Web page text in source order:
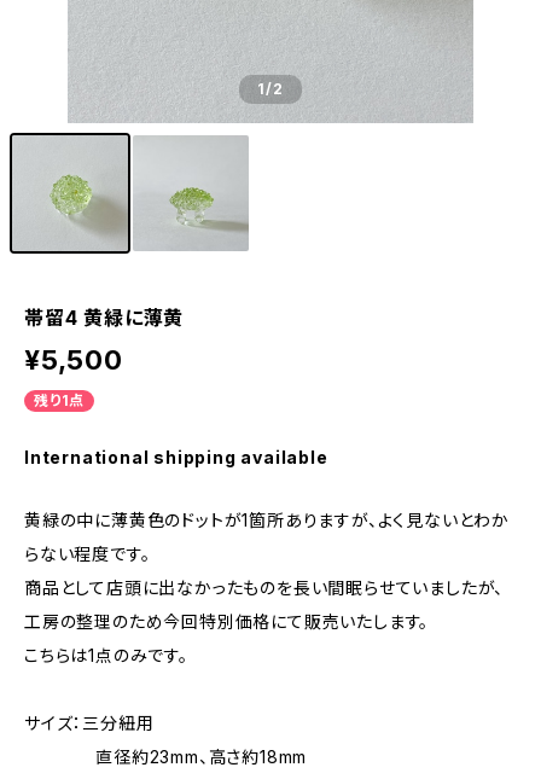
1/2
帯留4 黄緑に薄黄
¥5,500
残り1点
International shipping available
黄緑の中に薄黄色のドットが1箇所ありますが、よく見ないとわか
らない程度です。
商品として店頭に出なかったものを長い間眠らせていましたが、
工房の整理のため今回特別価格にて販売いたします。
こちらは1点のみです。
サイズ：三分紐用
直径約23mm、高さ約18mm